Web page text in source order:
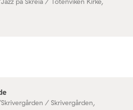
Skrivergården / Skrivergården,